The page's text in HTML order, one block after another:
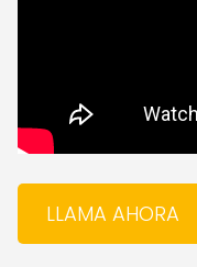
LLAMA AHORA